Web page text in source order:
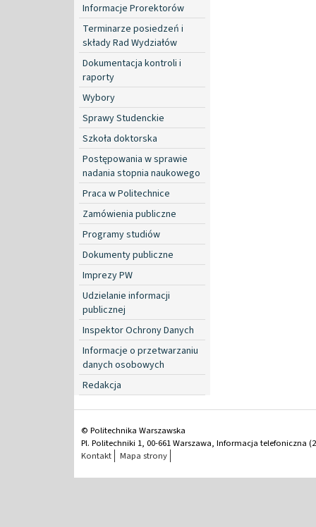
Informacje Prorektorów
Terminarze posiedzeń i
składy Rad Wydziałów
Dokumentacja kontroli i
raporty
Wybory
Sprawy Studenckie
Szkoła doktorska
Postępowania w sprawie
nadania stopnia naukowego
Praca w Politechnice
Zamówienia publiczne
Programy studiów
Dokumenty publiczne
Imprezy PW
Udzielanie informacji
publicznej
Inspektor Ochrony Danych
Informacje o przetwarzaniu
danych osobowych
Redakcja
© Politechnika Warszawska
Pl. Politechniki 1, 00-661 Warszawa, Informacja telefoniczna
Kontakt
Mapa strony